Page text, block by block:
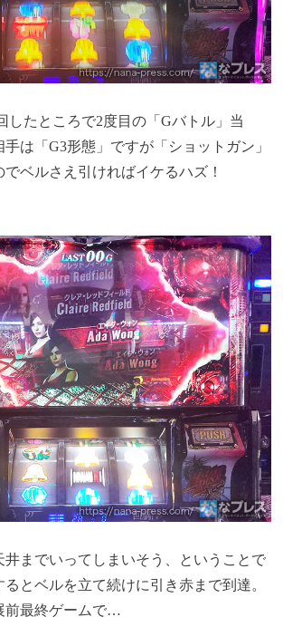
したところで2度目の「Gバトル」当
は「G3形態」ですが「ショットガン」
ベルさえ引ければイケるハズ！
井までいってしまいそう、ということで
とベルを立て続けに引き赤まで到達。
前最終ゲームで…